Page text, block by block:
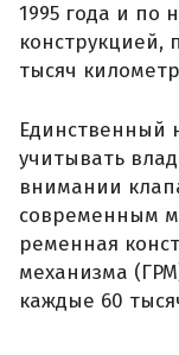
1995 года и по
конструкцией,
тысяч
Единственный
учитывать
внимании
современным
ременная
механизма
каждые 60